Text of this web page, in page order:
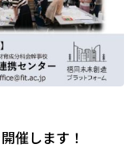
催します！